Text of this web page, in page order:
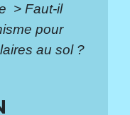
> Faut-il
pour
au sol ?